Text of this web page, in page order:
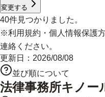
変更する
40件見つかりました。
※利用規約 ・ 個人情報保護
連絡ください。
更新日： 2026/08/08
並び順について
法律事務所キノー